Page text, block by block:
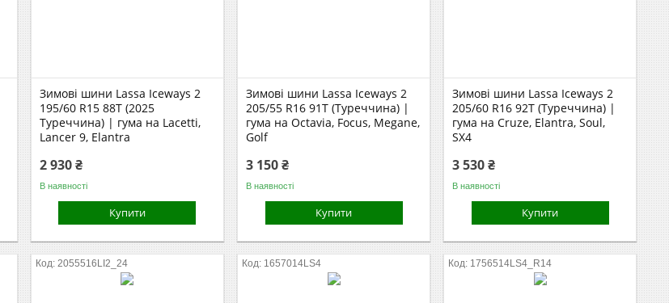
Зимові шини Lassa Iceways 2
195/60 R15 88T (2025
Туреччина) | гума на Lacetti,
Lancer 9, Elantra
2 930 ₴
В наявності
Купити
Зимові шини Lassa Iceways 2
205/55 R16 91T (Туреччина) |
гума на Octavia, Focus, Megane,
Golf
3 150 ₴
В наявності
Купити
Зимові шини Lassa Iceways 2
205/60 R16 92T (Туреччина) |
гума на Cruze, Elantra, Soul,
SX4
3 530 ₴
В наявності
Купити
2055516LI2_24 1657014LS4 1756514LS4_R14